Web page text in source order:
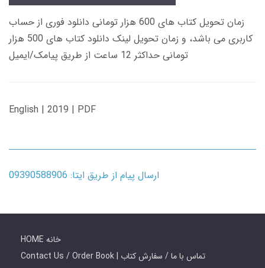
زمان تحویل کتاب های 600 هزار تومانی دانلود فوری از حساب
کاربری می باشد، و زمان تحویل لینک دانلود کتاب های 500 هزار
تومانی حداکثر 12 ساعت از طریق پیامک/ایمیل
English | 2019 | PDF
ارسال پیام از طریق ایتا: 09390588906
HOME خانه
Contact Us / Order Book | تماس با ما / سفارش کتاب